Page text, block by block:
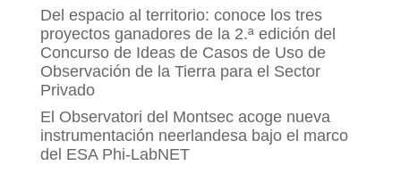
Del espacio al territorio: conoce los tres
proyectos ganadores de la 2.ª edición del
Concurso de Ideas de Casos de Uso de
Observación de la Tierra para el Sector
Privado
El Observatori del Montsec acoge nueva
instrumentación neerlandesa bajo el marco
del ESA Phi-LabNET